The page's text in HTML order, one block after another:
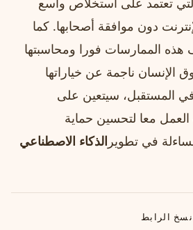
دون موافقة أصحابها. كما
هذه الممارسات فورا ومحاسبتها
الإنسان ناجمة عن خياراتها
في المستقبل، سيتعين على
معا لتحسين حماية
في تطوير الذكاء الاصطناعي
نسخ الرابط